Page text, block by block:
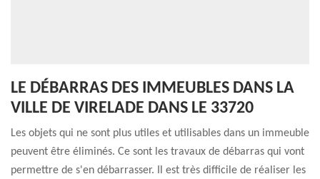
LE DÉBARRAS DES IMMEUBLES DANS LA
VILLE DE VIRELADE DANS LE 33720
Les objets qui ne sont plus utiles et utilisables dans un immeuble
peuvent être éliminés. Ce sont les travaux de débarras qui vont
permettre de s'en débarrasser. Il est très difficile de réaliser les